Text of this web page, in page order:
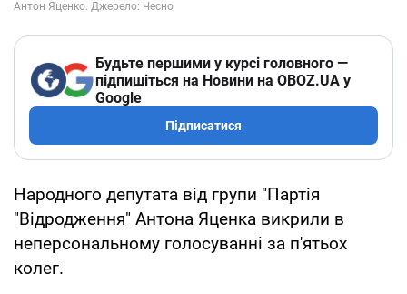
Будьте першими у курсі головного —
підпишіться на Новини на OBOZ.UA у
Google
Підписатися
Народного депутата від групи "Партія
"Відродження" Антона Яценка викрили в
неперсональному голосуванні за п'ятьох
колег.